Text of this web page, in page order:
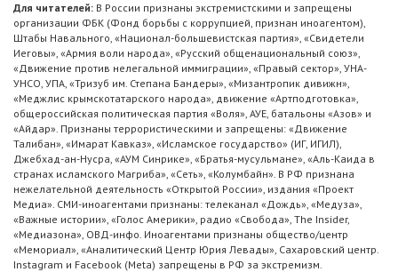
Для читателей: В России признаны экстремистскими и запрещены
организации ФБК (Фонд борьбы с коррупцией, признан иноагентом),
Штабы Навального, «Национал-большевистская партия», «Свидетели
Иеговы», «Армия воли народа», «Русский общенациональный союз»,
«Движение против нелегальной иммиграции», «Правый сектор», УНА-
УНСО, УПА, «Тризуб им. Степана Бандеры», «Мизантропик дивижн»,
«Меджлис крымскотатарского народа», движение «Артподготовка»,
общероссийская политическая партия «Воля», АУЕ, батальоны «Азов» и
«Айдар». Признаны террористическими и запрещены: «Движение
Талибан», «Имарат Кавказ», «Исламское государство» (ИГ, ИГИЛ),
Джебхад-ан-Нусра, «АУМ Синрике», «Братья-мусульмане», «Аль-Каида в
странах исламского Магриба», «Сеть», «Колумбайн». В РФ признана
нежелательной деятельность «Открытой России», издания «Проект
Медиа». СМИ-иноагентами признаны: телеканал «Дождь», «Медуза»,
«Важные истории», «Голос Америки», радио «Свобода», The Insider,
«Медиазона», ОВД-инфо. Иноагентами признаны общество/центр
«Мемориал», «Аналитический Центр Юрия Левады», Сахаровский центр.
Instagram и Facebook (Metа) запрещены в РФ за экстремизм.